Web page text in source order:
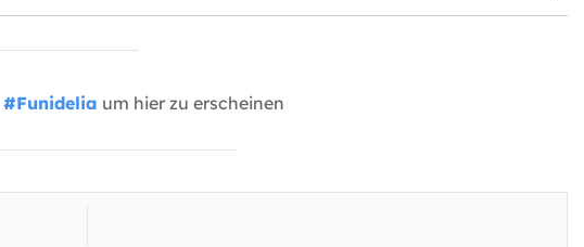
#Funidelia um hier zu erscheinen